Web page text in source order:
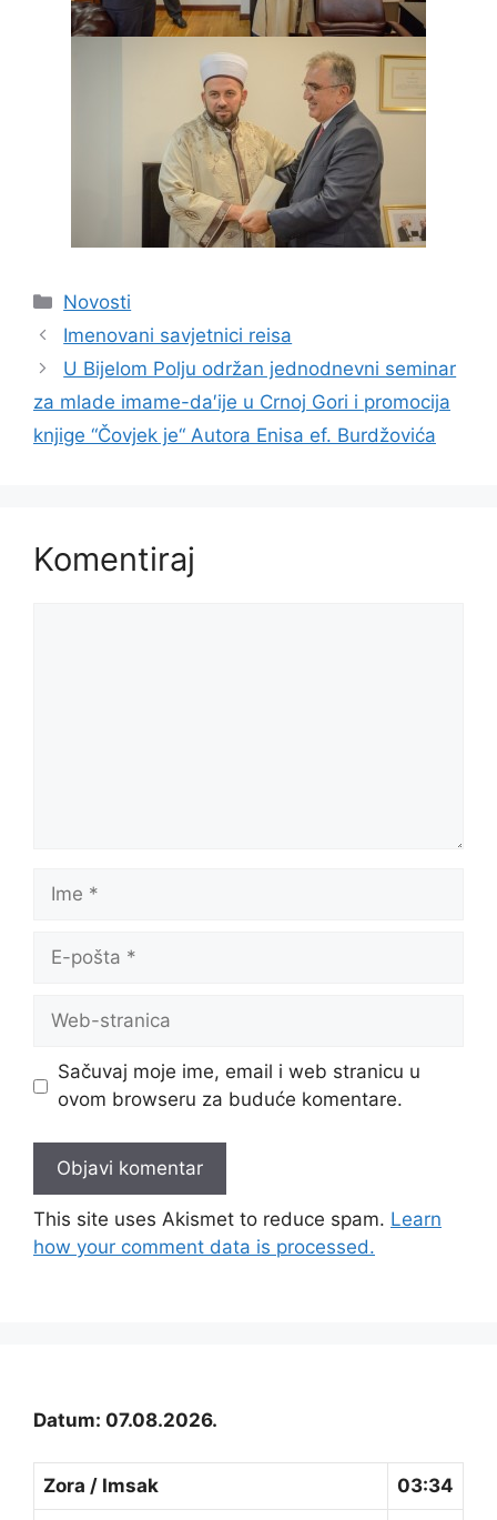
Kategorije
Novosti
Imenovani savjetnici reisa
U Bijelom Polju održan jednodnevni seminar
za mlade imame-da′ije u Crnoj Gori i promocija
knjige “Čovjek je“ Autora Enisa ef. Burdžovića
Komentiraj
Ime
pošta
Web-
Sačuvaj moje ime, email i web stranicu u
ovom browseru za buduće komentare.
This site uses Akismet to reduce spam. Learn
how your comment data is processed.
Datum: 07.08.2026.
Zora / Imsak 03:34